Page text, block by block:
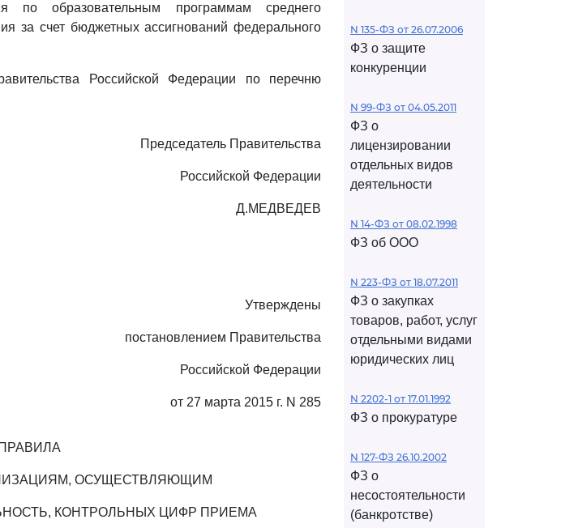
по образовательным программам среднего
за счет бюджетных ассигнований федерального
Российской Федерации по перечню
Председатель Правительства
Российской Федерации
Д.МЕДВЕДЕВ
Утверждены
постановлением Правительства
Российской Федерации
от 27 марта 2015 г. N 285
ПРАВИЛА
ОСУЩЕСТВЛЯЮЩИМ
КОНТРОЛЬНЫХ ЦИФР ПРИЕМА
N 135-ФЗ от 26.07.2006
ФЗ о защите
конкуренции
N 99-ФЗ от 04.05.2011
ФЗ о
лицензировании
отдельных видов
деятельности
N 14-ФЗ от 08.02.1998
ФЗ об ООО
N 223-ФЗ от 18.07.2011
ФЗ о закупках
товаров, работ, услуг
отдельными видами
юридических лиц
N 2202-1 от 17.01.1992
ФЗ о прокуратуре
N 127-ФЗ 26.10.2002
ФЗ о
несостоятельности
(банкротстве)